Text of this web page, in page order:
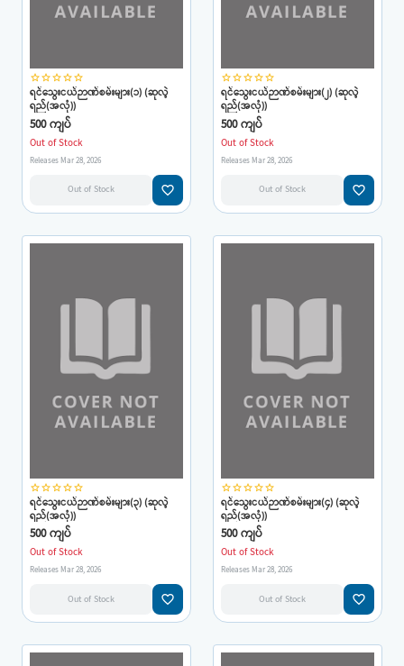
star_borderstar_borderstar_borderstar_borderstar_border
ရင်သွေးငယ်ဉာဏ်စမ်းများ(၁) (ဆုလဲ့
ရည်(အလုံ))
500 ကျပ်
Out of Stock
Releases Mar 28, 2026
Out of Stock favorite_border
star_borderstar_borderstar_borderstar_borderstar_border
ရင်သွေးငယ်ဉာဏ်စမ်းများ(၂) (ဆုလဲ့
ရည်(အလုံ))
500 ကျပ်
Out of Stock
Releases Mar 28, 2026
Out of Stock favorite_border
star_borderstar_borderstar_borderstar_borderstar_border
ရင်သွေးငယ်ဉာဏ်စမ်းများ(၃) (ဆုလဲ့
ရည်(အလုံ))
500 ကျပ်
Out of Stock
Releases Mar 28, 2026
Out of Stock favorite_border
star_borderstar_borderstar_borderstar_borderstar_border
ရင်သွေးငယ်ဉာဏ်စမ်းများ(၄) (ဆုလဲ့
ရည်(အလုံ))
500 ကျပ်
Out of Stock
Releases Mar 28, 2026
Out of Stock favorite_border